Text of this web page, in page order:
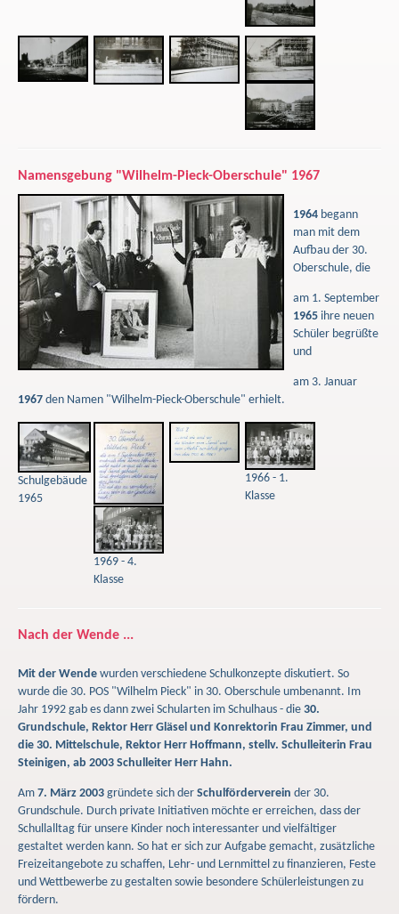
Namensgebung "Wilhelm-Pieck-Oberschule" 1967
1964 begann
man mit dem
Aufbau der 30.
Oberschule, die
am 1. September
1965 ihre neuen
Schüler begrüßte
und
am 3. Januar
1967 den Namen "Wilhelm-Pieck-Oberschule" erhielt.
Schulgebäude
1965
1966 - 1.
Klasse
1969 - 4.
Klasse
Nach der Wende ...
Mit der Wende wurden verschiedene Schulkonzepte diskutiert. So
wurde die 30. POS "Wilhelm Pieck" in 30. Oberschule umbenannt. Im
Jahr 1992 gab es dann zwei Schularten im Schulhaus - die 30.
Grundschule, Rektor Herr Gläsel und Konrektorin Frau Zimmer, und
die 30. Mittelschule, Rektor Herr Hoffmann, stellv. Schulleiterin Frau
Steinigen, ab 2003 Schulleiter Herr Hahn.
Am 7. März 2003 gründete sich der Schulförderverein der 30.
Grundschule. Durch private Initiativen möchte er erreichen, dass der
Schullalltag für unsere Kinder noch interessanter und vielfältiger
gestaltet werden kann. So hat er sich zur Aufgabe gemacht, zusätzliche
Freizeitangebote zu schaffen, Lehr- und Lernmittel zu finanzieren, Feste
und Wettbewerbe zu gestalten sowie besondere Schülerleistungen zu
fördern.